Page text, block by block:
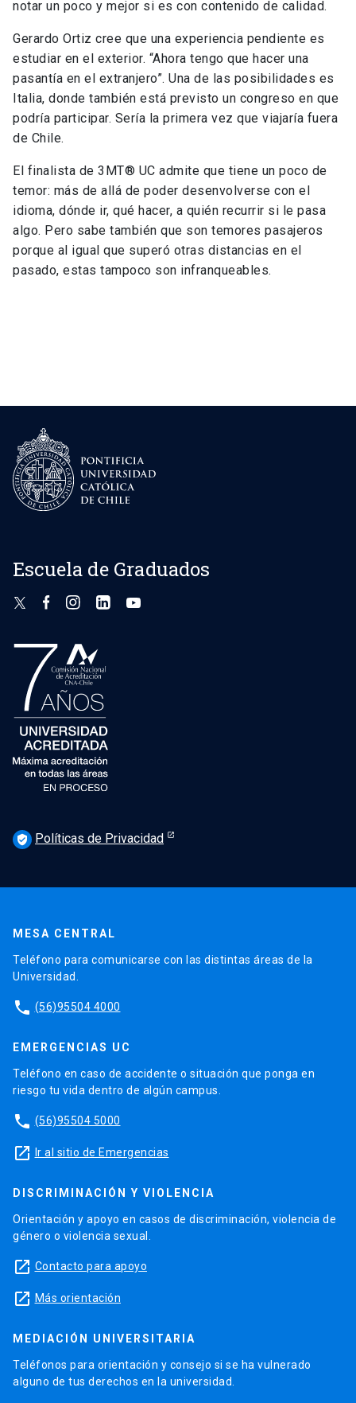
notar un poco y mejor si es con contenido de calidad.
Gerardo Ortiz cree que una experiencia pendiente es
estudiar en el exterior. “Ahora tengo que hacer una
pasantía en el extranjero”. Una de las posibilidades es
Italia, donde también está previsto un congreso en que
podría participar. Sería la primera vez que viajaría fuera
de Chile.
El finalista de 3MT® UC admite que tiene un poco de
temor: más de allá de poder desenvolverse con el
idioma, dónde ir, qué hacer, a quién recurrir si le pasa
algo. Pero sabe también que son temores pasajeros
porque al igual que superó otras distancias en el
pasado, estas tampoco son infranqueables.
Escuela de Graduados
verified_user Políticas de Privacidad
MESA CENTRAL
Teléfono para comunicarse con las distintas áreas de la
Universidad.
phone (56)95504 4000
EMERGENCIAS UC
Teléfono en caso de accidente o situación que ponga en
riesgo tu vida dentro de algún campus.
phone (56)95504 5000
launch Ir al sitio de Emergencias
DISCRIMINACIÓN Y VIOLENCIA
Orientación y apoyo en casos de discriminación, violencia de
género o violencia sexual.
launch Contacto para apoyo
launch Más orientación
MEDIACIÓN UNIVERSITARIA
Teléfonos para orientación y consejo si se ha vulnerado
alguno de tus derechos en la universidad.